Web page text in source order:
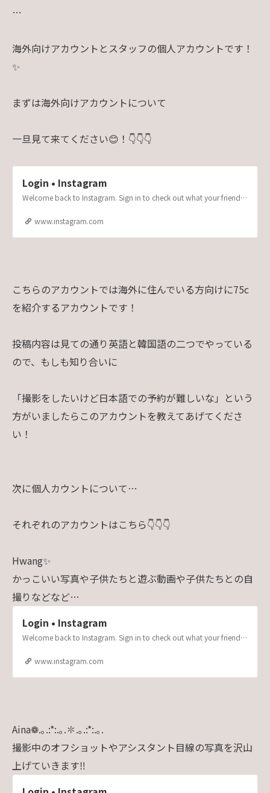
…
海外向けアカウントとスタッフの個人アカウントです！
✨
まずは海外向けアカウントについて
一旦見て来てください😊！👇👇👇
Login • Instagram
Welcome back to Instagram. Sign in to check out what your friends, family & interests have been capturing & sharing around the world.
www.instagram.com
こちらのアカウントでは海外に住んでいる方向けに75c
を紹介するアカウントです！
投稿内容は見ての通り英語と韓国語の二つでやっている
ので、もしも知り合いに
「撮影をしたいけど日本語での予約が難しいな」という
方がいましたらこのアカウントを教えてあげてくださ
い！
次に個人カウントについて…
それぞれのアカウントはこちら👇👇👇
Hwang✨
かっこいい写真や子供たちと遊ぶ動画や子供たちとの自
撮りなどなど…
Login • Instagram
Welcome back to Instagram. Sign in to check out what your friends, family & interests have been capturing & sharing around the world.
www.instagram.com
Aina❁.｡.:*:.｡.✽.｡.:*:.｡.
撮影中のオフショットやアシスタント目線の写真を沢山
上げていきます‼